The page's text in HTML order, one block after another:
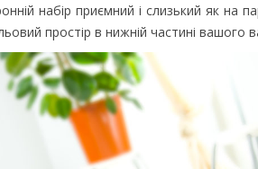
набір приємний і слизький як на
простір в нижній частині вашого